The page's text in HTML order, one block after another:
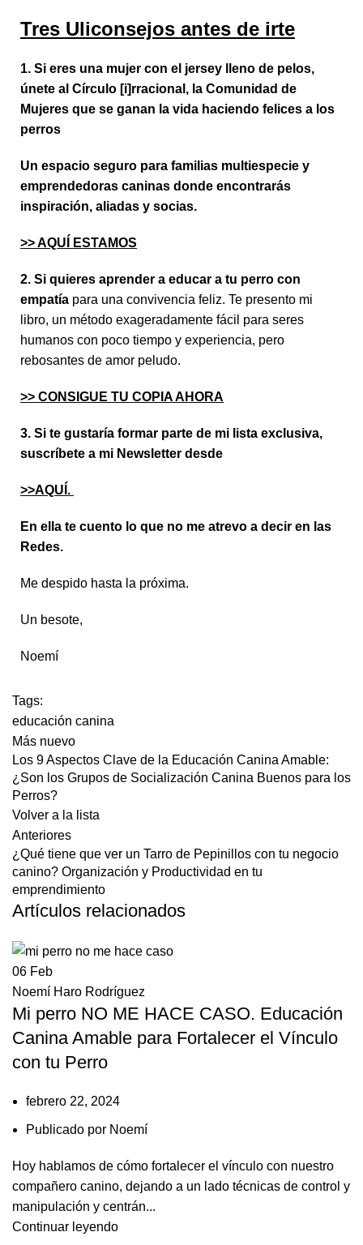
Tres Uliconsejos antes de irte
1. Si eres una mujer con el jersey lleno de pelos,
únete al Círculo [i]rracional, la Comunidad de
Mujeres que se ganan la vida haciendo felices a los
perros
Un espacio seguro para familias multiespecie y
emprendedoras caninas donde encontrarás
inspiración, aliadas y socias.
>> AQUÍ ESTAMOS
2. Si quieres aprender a educar a tu perro con
empatía para una convivencia feliz. Te presento mi
libro, un método exageradamente fácil para seres
humanos con poco tiempo y experiencia, pero
rebosantes de amor peludo.
>> CONSIGUE TU COPIA AHORA
3. Si te gustaría formar parte de mi lista exclusiva,
suscríbete a mi Newsletter desde
>>AQUÍ .
En ella te cuento lo que no me atrevo a decir en las
Redes.
Me despido hasta la próxima.
Un besote,
Noemí
Tags:
educación canina
Más nuevo
Los 9 Aspectos Clave de la Educación Canina Amable:
¿Son los Grupos de Socialización Canina Buenos para los
Perros?
Volver a la lista
Anteriores
¿Qué tiene que ver un Tarro de Pepinillos con tu negocio
canino? Organización y Productividad en tu
emprendimiento
Artículos relacionados
06 Feb
Noemí Haro Rodríguez
Mi perro NO ME HACE CASO. Educación
Canina Amable para Fortalecer el Vínculo
con tu Perro
febrero 22, 2024
Publicado por Noemí
Hoy hablamos de cómo fortalecer el vínculo con nuestro
compañero canino, dejando a un lado técnicas de control y
manipulación y centrán...
Continuar leyendo